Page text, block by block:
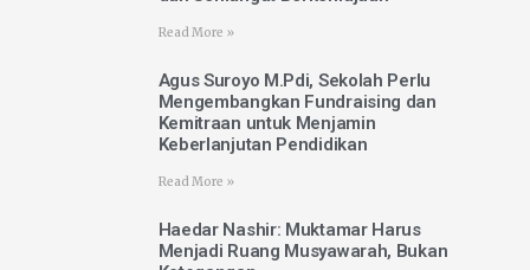
Read More »
Agus Suroyo M.Pdi, Sekolah Perlu
Mengembangkan Fundraising dan
Kemitraan untuk Menjamin
Keberlanjutan Pendidikan
Read More »
Haedar Nashir: Muktamar Harus
Menjadi Ruang Musyawarah, Bukan